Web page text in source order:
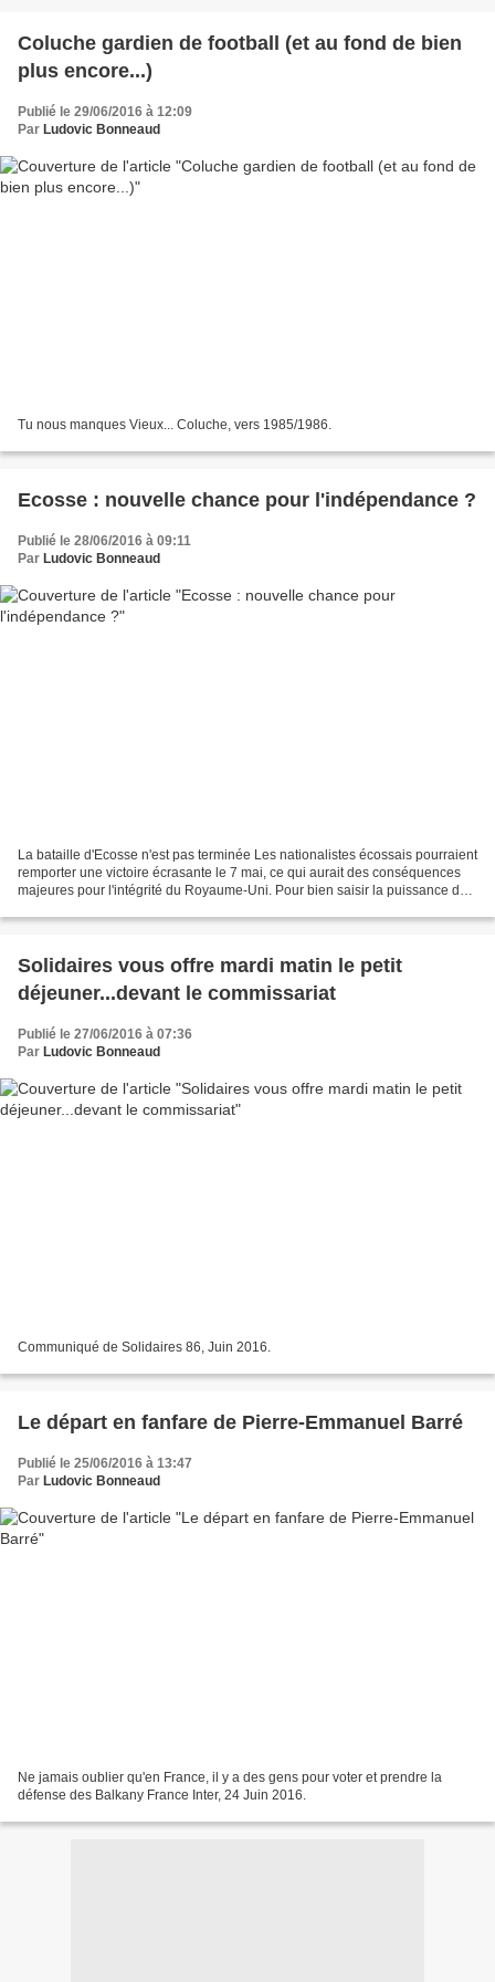
Coluche gardien de football (et au fond de bien
plus encore...)
Publié le 29/06/2016 à 12:09
Par Ludovic Bonneaud
Tu nous manques Vieux... Coluche, vers 1985/1986.
Ecosse : nouvelle chance pour l'indépendance ?
Publié le 28/06/2016 à 09:11
Par Ludovic Bonneaud
La bataille d'Ecosse n'est pas terminée Les nationalistes écossais pourraient
remporter une victoire écrasante le 7 mai, ce qui aurait des conséquences
majeures pour l'intégrité du Royaume-Uni. Pour bien saisir la puissance du
Solidaires vous offre mardi matin le petit
déjeuner...devant le commissariat
Publié le 27/06/2016 à 07:36
Par Ludovic Bonneaud
Communiqué de Solidaires 86, Juin 2016.
Le départ en fanfare de Pierre-Emmanuel Barré
Publié le 25/06/2016 à 13:47
Par Ludovic Bonneaud
Ne jamais oublier qu'en France, il y a des gens pour voter et prendre la
défense des Balkany France Inter, 24 Juin 2016.